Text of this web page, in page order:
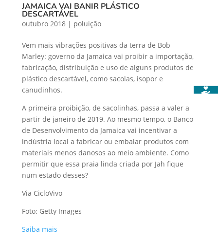
JAMAICA VAI BANIR PLÁSTICO
DESCARTÁVEL
outubro 2018| poluição
Vem mais vibrações positivas da terra de Bob
Marley: governo da Jamaica vai proibir a importação,
fabricação, distribuição e uso de alguns produtos de
plástico descartável, como sacolas, isopor e
canudinhos.
A primeira proibição, de sacolinhas, passa a valer a
partir de janeiro de 2019. Ao mesmo tempo, o Banco
de Desenvolvimento da Jamaica vai incentivar a
indústria local a fabricar ou embalar produtos com
materiais menos danosos ao meio ambiente. Como
permitir que essa praia linda criada por Jah fique
num estado desses?
Via CicloVivo
Foto: Getty Images
Saiba mais